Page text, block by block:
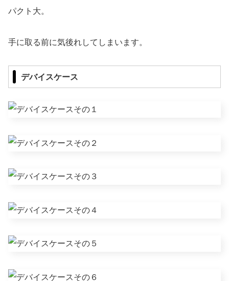
パクト大。
手に取る前に気後れしてしまいます。
デバイスケース